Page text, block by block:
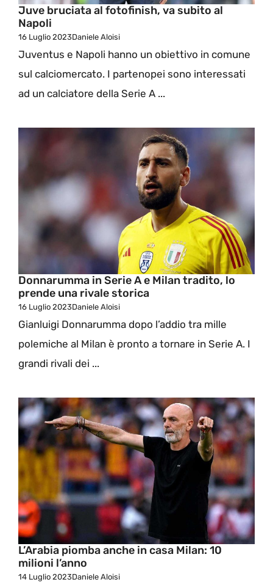
Juve bruciata al fotofinish, va subito al
Napoli
16 Luglio 2023Daniele Aloisi
Juventus e Napoli hanno un obiettivo in comune
sul calciomercato. I partenopei sono interessati
ad un calciatore della Serie A ...
Donnarumma in Serie A e Milan tradito, lo
prende una rivale storica
16 Luglio 2023Daniele Aloisi
Gianluigi Donnarumma dopo l’addio tra mille
polemiche al Milan è pronto a tornare in Serie A. I
grandi rivali dei ...
L’Arabia piomba anche in casa Milan: 10
milioni l’anno
14 Luglio 2023Daniele Aloisi